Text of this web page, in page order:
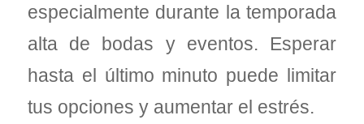
especialmente durante la temporada
alta de bodas y eventos. Esperar
hasta el último minuto puede limitar
tus opciones y aumentar el estrés.